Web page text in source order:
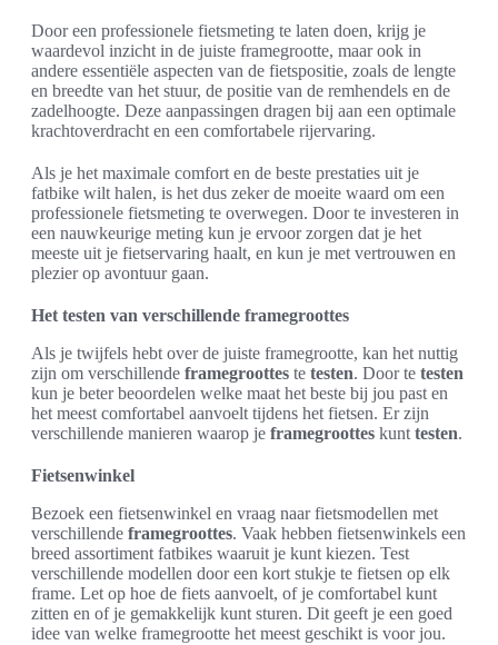
Door een professionele fietsmeting te laten doen, krijg je
waardevol inzicht in de juiste framegrootte, maar ook in
andere essentiële aspecten van de fietspositie, zoals de lengte
en breedte van het stuur, de positie van de remhendels en de
zadelhoogte. Deze aanpassingen dragen bij aan een optimale
krachtoverdracht en een comfortabele rijervaring.
Als je het maximale comfort en de beste prestaties uit je
fatbike wilt halen, is het dus zeker de moeite waard om een
professionele fietsmeting te overwegen. Door te investeren in
een nauwkeurige meting kun je ervoor zorgen dat je het
meeste uit je fietservaring haalt, en kun je met vertrouwen en
plezier op avontuur gaan.
Het testen van verschillende framegroottes
Als je twijfels hebt over de juiste framegrootte, kan het nuttig
zijn om verschillende framegroottes te testen. Door te testen
kun je beter beoordelen welke maat het beste bij jou past en
het meest comfortabel aanvoelt tijdens het fietsen. Er zijn
verschillende manieren waarop je framegroottes kunt testen.
Fietsenwinkel
Bezoek een fietsenwinkel en vraag naar fietsmodellen met
verschillende framegroottes. Vaak hebben fietsenwinkels een
breed assortiment fatbikes waaruit je kunt kiezen. Test
verschillende modellen door een kort stukje te fietsen op elk
frame. Let op hoe de fiets aanvoelt, of je comfortabel kunt
zitten en of je gemakkelijk kunt sturen. Dit geeft je een goed
idee van welke framegrootte het meest geschikt is voor jou.